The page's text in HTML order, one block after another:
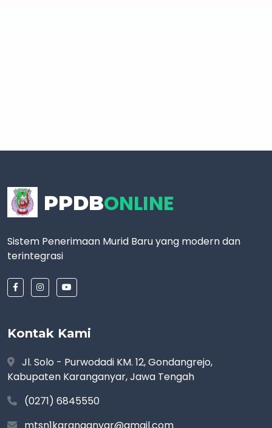
PPDBONLINE
Sistem Penerimaan Murid Baru yang modern dan
terintegrasi
Kontak Kami
Jl. Solo - Purwodadi KM. 12, Gondangrejo,
Kabupaten Karanganyar, Jawa Tengah
(0271) 6845550
mtsn1karanganyar@gmail.com